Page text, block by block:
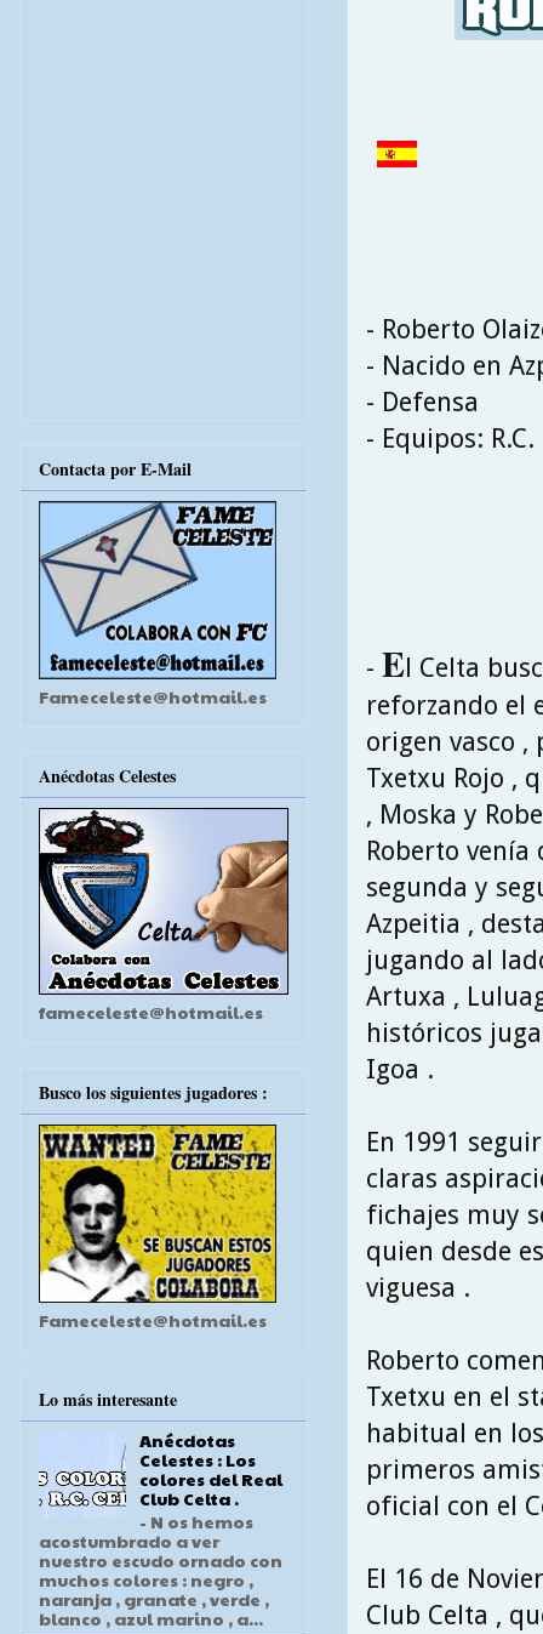
- Roberto
- Nacido en
- Defensa
- Equipos:
- El Celta
reforzando el
origen vasco ,
Txetxu Rojo ,
, Moska y
Roberto
segunda y
Azpeitia ,
jugando al
Artuxa ,
históricos
Igoa .
En 1991
claras
fichajes muy
quien desde
viguesa .
Roberto
Txetxu en el
habitual en
primeros
oficial con el
El 16 de
Club Celta ,
Contacta por E-Mail
Fameceleste@hotmail.es
Anécdotas Celestes
fameceleste@hotmail.es
Busco los siguientes jugadores :
Fameceleste@hotmail.es
Lo más interesante
Anécdotas
Celestes : Los
colores del Real
Club Celta .
- N os hemos
acostumbrado a ver
nuestro escudo ornado con
muchos colores : negro ,
naranja , granate , verde ,
blanco , azul marino , a...